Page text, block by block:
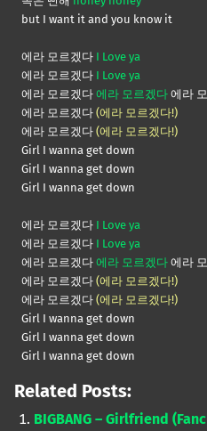
but I want it and you know it
에라 모르겠다 I Love ya
에라 모르겠다 I Love ya
에라 모르겠다 에라 모르겠다 에라
에라 모르겠다 (에라 모르겠다!)
에라 모르겠다 (에라 모르겠다!)
Girl I wanna get down
Girl I wanna get down
Girl I wanna get down
에라 모르겠다 I Love ya
에라 모르겠다 I Love ya
에라 모르겠다 에라 모르겠다 에라
에라 모르겠다 (에라 모르겠다!)
에라 모르겠다 (에라 모르겠다!)
Girl I wanna get down
Girl I wanna get down
Girl I wanna get down
Related Posts:
BIGBANG – Girlfriend